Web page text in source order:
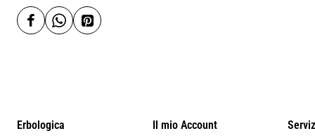
Erbologica Il mio Account